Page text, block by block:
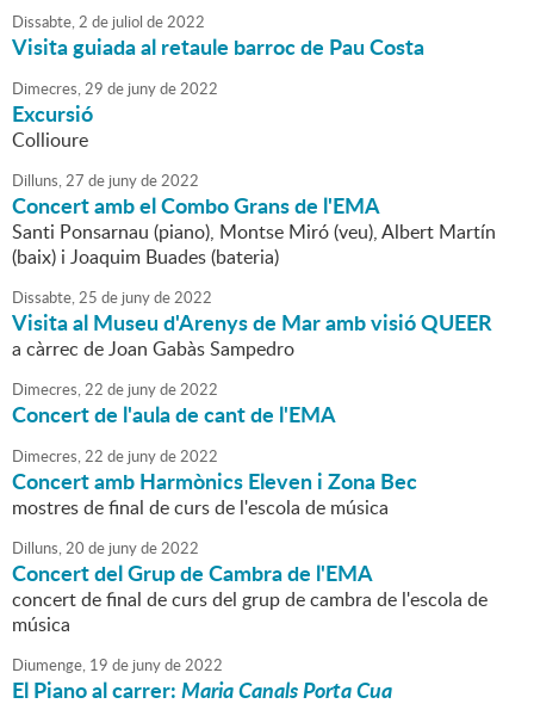
Dissabte,2 de juliol de2022
Visita guiada al retaule barroc de Pau Costa
Dimecres,29 de junyde2022
Excursió
Collioure
Dilluns,27 de junyde2022
Concert amb el Combo Grans de l'EMA
Santi Ponsarnau (piano), Montse Miró (veu), Albert Martín
(baix) i Joaquim Buades (bateria)
Dissabte,25 de junyde2022
Visita al Museu d'Arenys de Mar amb visió QUEER
a càrrec de Joan Gabàs Sampedro
Dimecres,22 de junyde2022
Concert de l'aula de cant de l'EMA
Dimecres,22 de junyde2022
Concert amb Harmònics Eleven i Zona Bec
mostres de final de curs de l'escola de música
Dilluns,20 de junyde2022
Concert del Grup de Cambra de l'EMA
concert de final de curs del grup de cambra de l'escola de
música
Diumenge, 19 de junyde2022
El Piano al carrer:Maria Canals Porta Cua